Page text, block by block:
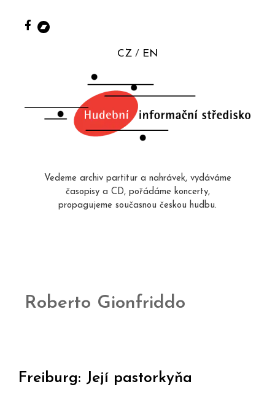
CZ EN
Vedeme archiv partitur a nahrávek, vydáváme
časopisy a CD, pořádáme koncerty,
propagujeme současnou českou hudbu.
Roberto Gionfriddo
Freiburg: Její pastorkyňa